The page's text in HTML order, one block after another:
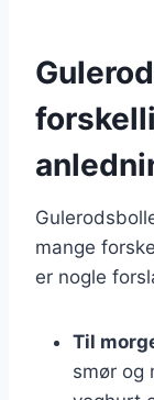
mange
er nogle
Til
smør og